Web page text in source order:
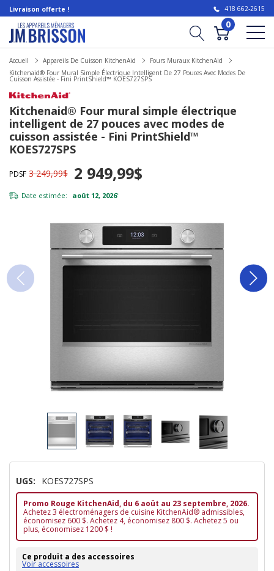
Livraison offerte ! 418 662-2615
0
Accueil Appareils De Cuisson KitchenAid
Fours Muraux KitchenAid
Kitchenaid® Four Mural Simple Électrique Intelligent De 27 Pouces Avec Modes De
Cuisson Assistée - Fini PrintShield™ KOES727SPS
Kitchenaid® Four mural simple électrique
intelligent de 27 pouces avec modes de
cuisson assistée - Fini PrintShield™
KOES727SPS
PDSF 3 249,99$ 2 949,99$
Date estimée: août 12, 2026*
UGS: KOES727SPS
Promo Rouge KitchenAid, du 6 aoüt au 23 septembre, 2026.
Achetez 3 électroménagers de cuisine KitchenAid® admissibles,
économisez 600 $. Achetez 4, économisez 800 $. Achetez 5 ou
plus, économisez 1200 $ !
Ce produit a des accessoires
Voir accessoires